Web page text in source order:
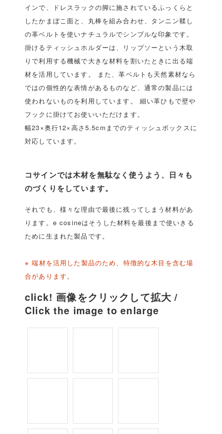
インで、ドレスラックの脚に施されているふっくらと
したかまぼこ面と、丸棒を組み合わせ、タンニン鞣し
の革ベルトを使いナチュラルでシンプルな印象です。
掛けるティッシュホルダーは、リップソーという木取
りで利用する機械で大きな材料を割いたときに出る端
材を活用しています。 また、革ベルトも天然素材なら
ではの個性的な表情があるものなど、通常の製品には
使われないものを利用しています。 細い革ひもで壁や
フックに掛けてお使いいただけます。
幅23×奥行12×高さ5.5cmまでのティッシュボックスに
対応しています。
コサインでは木材を無駄なく使うよう、日々も
のづくりをしています。
それでも、様々な理由で最後に残ってしまう材料があ
ります。e cosineはそうした材料を最後まで使いきる
ために生まれた製品です。
※ 端材を活用した製品のため、特徴的な木目を含む場
合があります。
click! 画像をクリックして拡大 /
Click the image to enlarge